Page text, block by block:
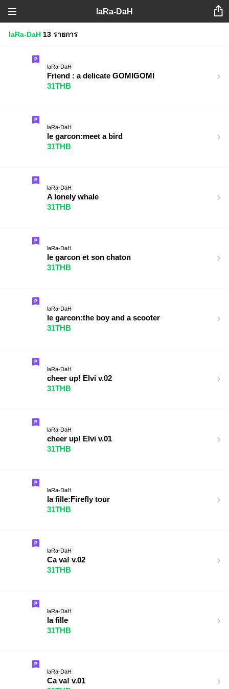
laRa-DaH
laRa-DaH 13 รายการ
laRa-DaH
Friend : a delicate GOMIGOMI
31THB
laRa-DaH
le garcon:meet a bird
31THB
laRa-DaH
A lonely whale
31THB
laRa-DaH
le garcon et son chaton
31THB
laRa-DaH
le garcon:the boy and a scooter
31THB
laRa-DaH
cheer up! Elvi v.02
31THB
laRa-DaH
cheer up! Elvi v.01
31THB
laRa-DaH
la fille:Firefly tour
31THB
laRa-DaH
Ca va! v.02
31THB
laRa-DaH
la fille
31THB
laRa-DaH
Ca va! v.01